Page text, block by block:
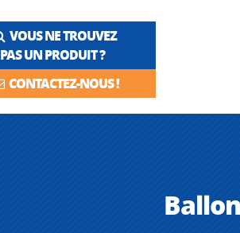
VOUS NE TROUVEZ
PAS UN PRODUIT ?
CONTACTEZ-NOUS !